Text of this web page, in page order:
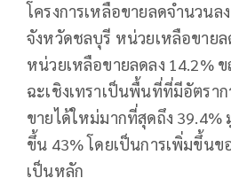
โครงการเหลือขายลดจำนวนล
จังหวัดชลบุรี หน่วยเหลือขายล
หน่วยเหลือขายลดลง 14.2%
ฉะเชิงเทราเป็นพื้นที่ที่มีอัตรา
ขายได้ใหม่มากที่สุดถึง 39.4%
ขึ้น 43% โดยเป็นการเพิ่มขึ้นข
เป็นหลัก